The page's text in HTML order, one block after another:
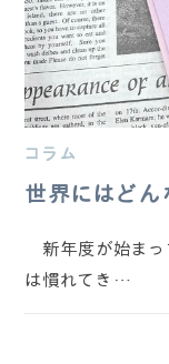
コラム
世界にはどん
新年度が始まっ
は慣れてき…